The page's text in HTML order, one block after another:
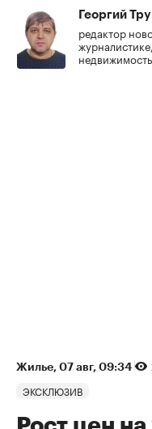
Георгий
редактор
Жилье⁠, 07 авг, 09:34
ЭКСКЛЮЗИВ